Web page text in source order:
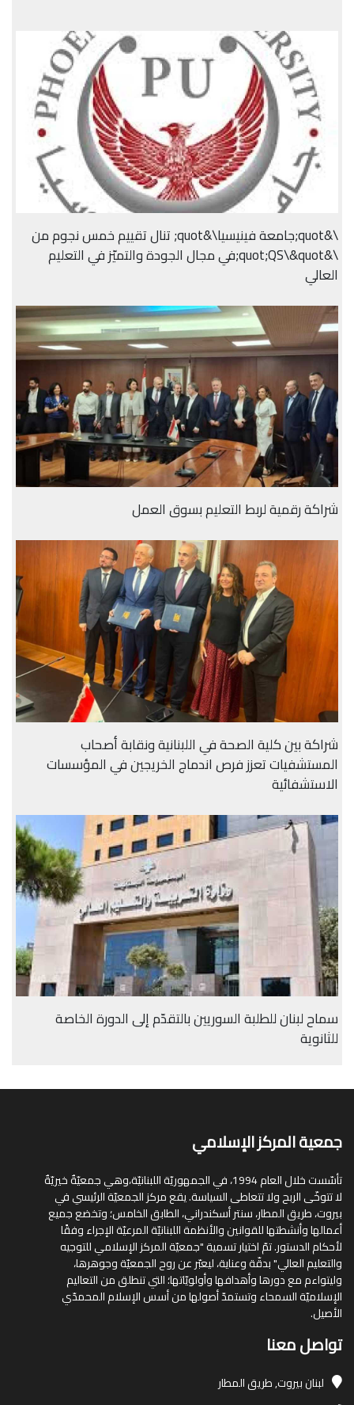
\&quot;جامعة فينيسيا\&quot; تنال تقييم خمس نجوم من
\&quot;QS\&quot;في مجال الجودة والتميّز في التعليم
العالي
شراكة رقمية لربط التعليم بسوق العمل
شراكة بين كلية الصحة في اللبنانية ونقابة أصحاب
المستشفيات تعزز فرص اندماج الخريجين في المؤسسات
الاستشفائية
سماح لبنان للطلبة السوريين بالتقدّم إلى الدورة الخاصة
للثانوية
جمعية المركز الإسلامي
تأسّست خلال العام 1994، في الجمهوريّة اللبنانيّة،وهي جمعيّةٌ خيريّةٌ
لا تتوخّى الربح ولا تتعاطى السياسة. يقع مركز الجمعيّة الرئيسي في
بيروت، طريق المطار، سنتر أسكندراني، الطابق الخامس؛ وتخضع جميع
أعمالها وأنشطتها للقوانين والأنظمة اللبنانيّة المرعيّة الإجراء وفقًا
لأحكام الدستور. تمّ اختيار تسمية "جمعيّة المركز الإسلامي للتوجيه
والتعليم العالي" بدقّة وعناية، ليعبّر عن روح الجمعيّة وجوهرها،
وليتواءم مع دورها وأهدافها وأولويّاتها؛ التي تنطلق من التعاليم
الإسلاميّة السمحاء وتستمدّ أصولها من أسس الإسلام المحمدّي
الأصيل.
تواصل معنا
لبنانبيروت, طريق المطار